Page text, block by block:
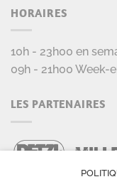
HORAIRES
10h - 23h00 en
09h - 21h00 Week-
LES PARTENAIRES